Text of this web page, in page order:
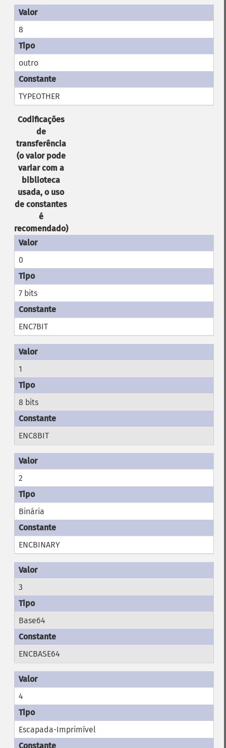
8
outro
TYPEOTHER
Codificações
de
transferência
(o valor pode
variar com a
biblioteca
usada, o uso
de constantes
é
recomendado)
0
7 bits
ENC7BIT
1
8 bits
ENC8BIT
2
Binária
ENCBINARY
3
Base64
ENCBASE64
4
Escapada-Imprimível